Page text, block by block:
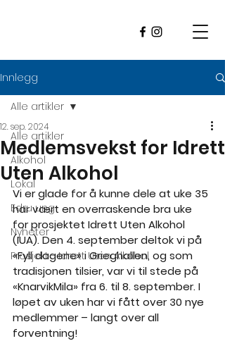
Innlegg
Alle artikler
Alkohol
Lokal
Edru ung
Nyheter
Prosjekt - Idrett Uten Alkohol
Alle artikler
Medlemsvekst for Idrett
Uten Alkohol
12. sep. 2024
Vi er glade for å kunne dele at uke 35
har vært en overraskende bra uke
for prosjektet Idrett Uten Alkohol
(IUA). Den 4. september deltok vi på
«Fyll dagene» i Grieghallen, og som
tradisjonen tilsier, var vi til stede på
«KnarvikMila» fra 6. til 8. september. I
løpet av uken har vi fått over 30 nye
medlemmer – langt over all
forventning!